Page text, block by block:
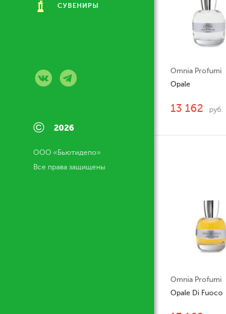
СУВЕНИРЫ
© 2026
ООО «Бьютидепо»
Все права защищены
Omnia Profumi
Opale
13 162 руб.
Omnia Profumi
Opale Di Fuoco